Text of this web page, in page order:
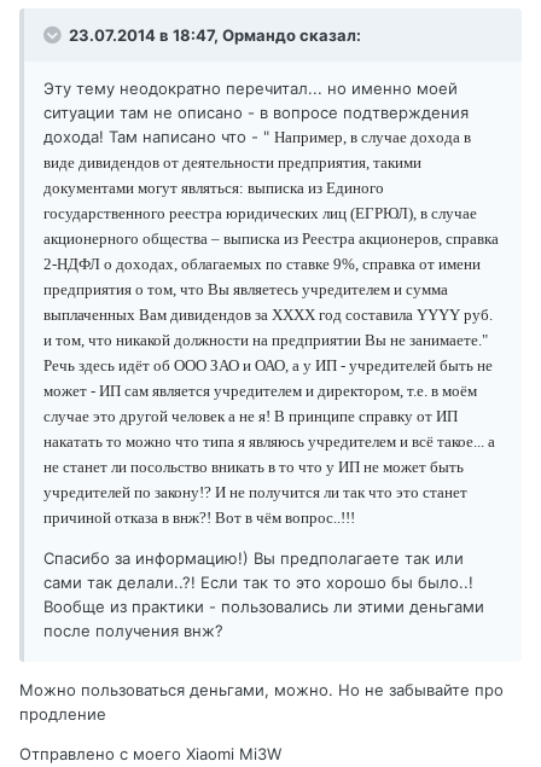
23.07.2014 в 18:47, Ормандо сказал:
Эту тему неодократно перечитал... но именно моей
ситуации там не описано - в вопросе подтверждения
дохода! Там написано что - " Например, в случае дохода в
виде дивидендов от деятельности предприятия, такими
документами могут являться: выписка из Единого
государственного реестра юридических лиц (ЕГРЮЛ), в случае
акционерного общества – выписка из Реестра акционеров, справка
2-НДФЛ о доходах, облагаемых по ставке 9%, справка от имени
предприятия о том, что Вы являетесь учредителем и сумма
выплаченных Вам дивидендов за ХХХХ год составила YYYY руб.
и том, что никакой должности на предприятии Вы не занимаете."
Речь здесь идёт об ООО ЗАО и ОАО, а у ИП - учредителей быть не
может - ИП сам является учредителем и директором, т.е. в моём
случае это другой человек а не я! В принципе справку от ИП
накатать то можно что типа я являюсь учредителем и всё такое... а
не станет ли посольство вникать в то что у ИП не может быть
учредителей по закону!? И не получится ли так что это станет
причиной отказа в внж?! Вот в чём вопрос..!!!
Спасибо за информацию!) Вы предполагаете так или
сами так делали..?! Если так то это хорошо бы было..!
Вообще из практики - пользовались ли этими деньгами
после получения внж?
Можно пользоваться деньгами, можно. Но не забывайте про
продление
Отправлено с моего Xiaomi Mi3W